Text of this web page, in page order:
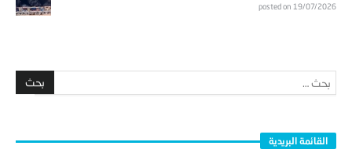
posted on 19/07/2026
القائمة البريدية